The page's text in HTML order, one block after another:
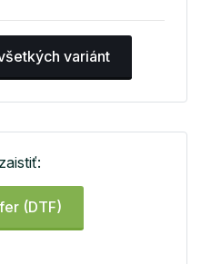
variánt
(DTF)